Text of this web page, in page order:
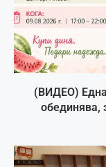
(ВИДЕО)
обединява,